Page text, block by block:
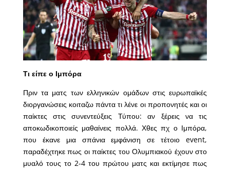
Τι είπε ο Ιμπόρα
Πριν τα ματς των ελληνικών ομάδων στις ευρωπαϊκές
διοργανώσεις κοιταζω πάντα τι λένε οι προπονητές και οι
παίκτες στις συνεντεύξεις Τύπου: αν ξέρεις να τις
αποκωδικοποιείς μαθαίνεις πολλά. Χθες πχ ο Ιμπόρα,
που έκανε μια σπάνια εμφάνιση σε τέτοιο event,
παραδέχτηκε πως οι παίκτες του Ολυμπιακού έχουν στο
μυαλό τους το 2-4 του πρώτου ματς και εκτίμησε πως